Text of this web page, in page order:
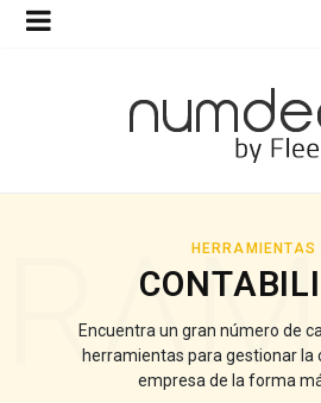
HERRAMIENTAS
Encuentra un gran número de
herramientas para gestionar la
empresa de la forma